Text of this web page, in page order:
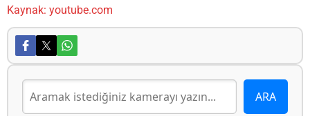
Kaynak: youtube.com